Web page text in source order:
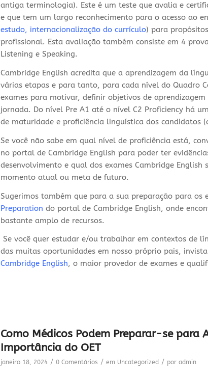
antiga terminologia). Este é um teste que avalia e
e que tem um largo reconhecimento para o acesso ao
estudo, internacionalização do currículo) para
profissional. Esta avaliação também consiste em 4
Listening e Speaking.
Cambridge English acredita que a aprendizagem da
várias etapas e para tanto, para cada nível do Quadro
exames para motivar, definir objetivos de
jornada. Do nível Pre A1 até o nível C2 Proficiency há
de maturidade e proficiência linguística dos candidatos
Se você não sabe em qual nível de proficiência está,
no portal de Cambridge English para poder ter
desenvolvimento e qual dos exames Cambridge English
momento atual ou meta de futuro.
Sugerimos também que para a sua preparação para os
Preparation do portal de Cambridge English, onde
bastante amplo de recursos.
Se você quer estudar e/ou trabalhar em contextos de
das muitas oportunidades em nosso próprio pais,
Cambridge English, o maior provedor de exames e
Como Médicos Podem Preparar-se para
Importância do OET
janeiro 18, 2024 / 0 Comentários / em Uncategorized / por admin